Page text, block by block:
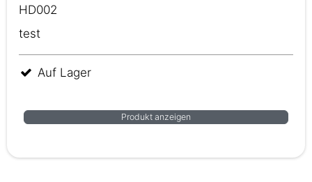
HD002
test
Auf Lager
Produkt anzeigen